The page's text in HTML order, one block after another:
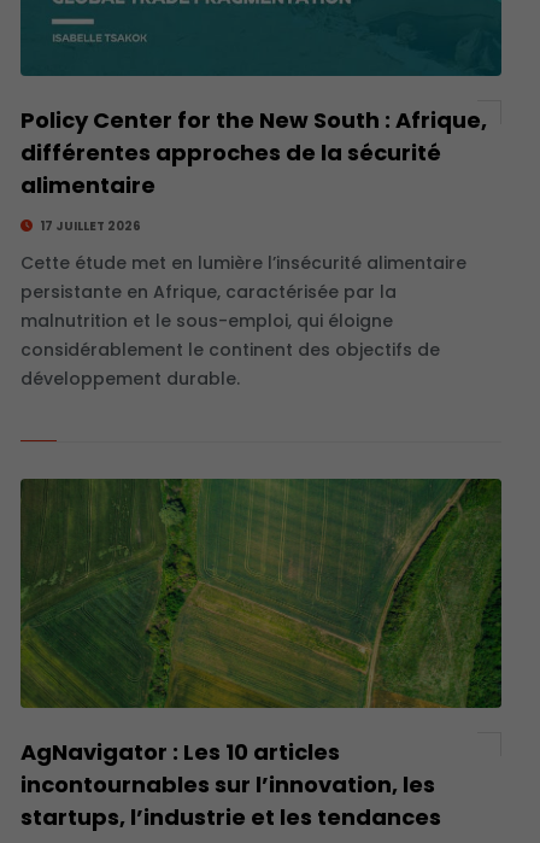
Policy Center for the New South : Afrique,
différentes approches de la sécurité
alimentaire
17 JUILLET 2026
Cette étude met en lumière l’insécurité alimentaire
persistante en Afrique, caractérisée par la
malnutrition et le sous-emploi, qui éloigne
considérablement le continent des objectifs de
développement durable.
AgNavigator : Les 10 articles
incontournables sur l’innovation, les
startups, l’industrie et les tendances